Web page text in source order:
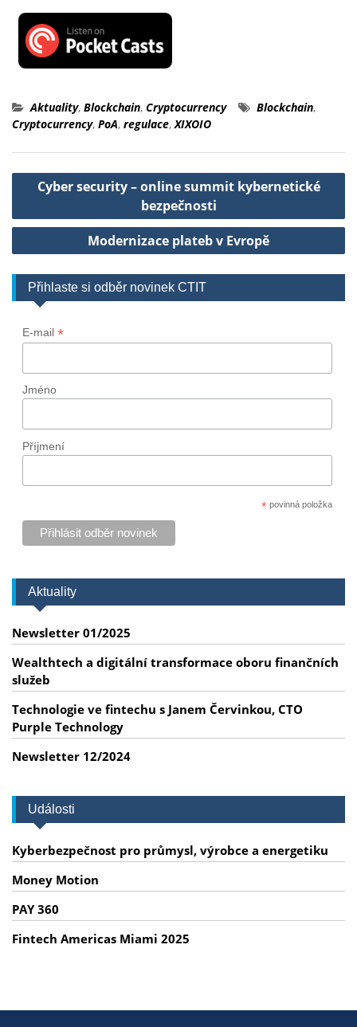
Aktuality, Blockchain, Cryptocurrency Blockchain,
Cryptocurrency, PoA, regulace,XIXOIO
Navigace
příspěvek
Cyber security – online summit kybernetické
bezpečnosti
Modernizace plateb v Evropě
Přihlaste si odběr novinek CTIT
E-mail *
Jméno
Příjmení
*povinná položka
Aktuality
Newsletter 01/2025
Wealthtech a digitální transformace oboru finančních
služeb
Technologie ve fintechu s Janem Červinkou, CTO
Purple Technology
Newsletter 12/2024
Události
Kyberbezpečnost pro průmysl, výrobce a energetiku
Money Motion
PAY 360
Fintech Americas Miami 2025